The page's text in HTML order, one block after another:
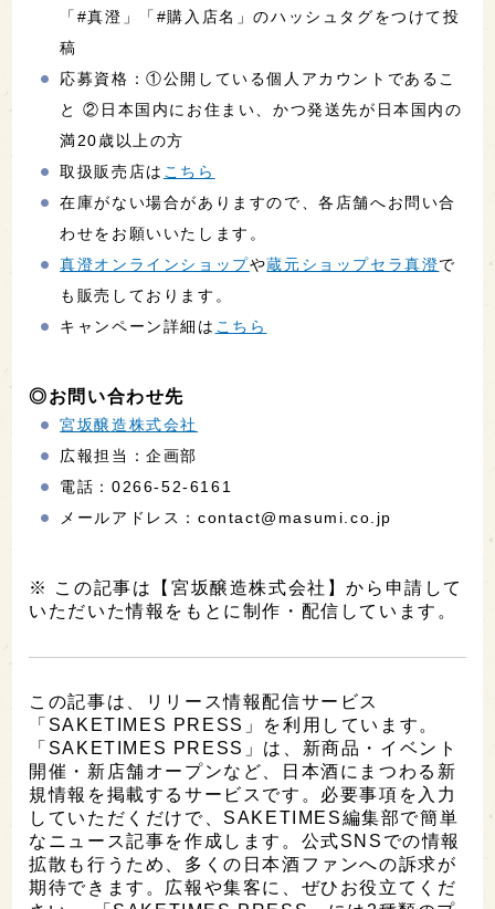
「#真澄」「#購入店名」のハッシュタグをつけて投
稿
応募資格：①公開している個人アカウントであるこ
と ②日本国内にお住まい、かつ発送先が日本国内の
満20歳以上の方
取扱販売店は こちら
在庫がない場合がありますので、各店舗へお問い合
わせをお願いいたします。
真澄オンラインショップや蔵元ショップセラ真澄で
も販売しております。
キャンペーン詳細は こちら
◎お問い合わせ先
宮坂醸造株式会社
広報担当：企画部
電話：0266-52-6161
メールアドレス：contact@masumi.co.jp
※ この記事は【宮坂醸造株式会社】から申請して
いただいた情報をもとに制作・配信しています。
この記事は、リリース情報配信サービス
「SAKETIMES PRESS」を利用しています。
「SAKETIMES PRESS」は、新商品・イベント
開催・新店舗オープンなど、日本酒にまつわる新
規情報を掲載するサービスです。必要事項を入力
していただくだけで、SAKETIMES編集部で簡単
なニュース記事を作成します。公式SNSでの情報
拡散も行うため、多くの日本酒ファンへの訴求が
期待できます。広報や集客に、ぜひお役立てくだ